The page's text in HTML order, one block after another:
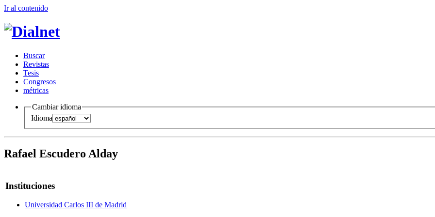
Ir al contenido
Buscar
Revistas
Tesis
Congresos
métricas
Cambiar idioma
Idioma
Rafael Escudero Alday
Instituciones
Universidad Carlos III de Madrid